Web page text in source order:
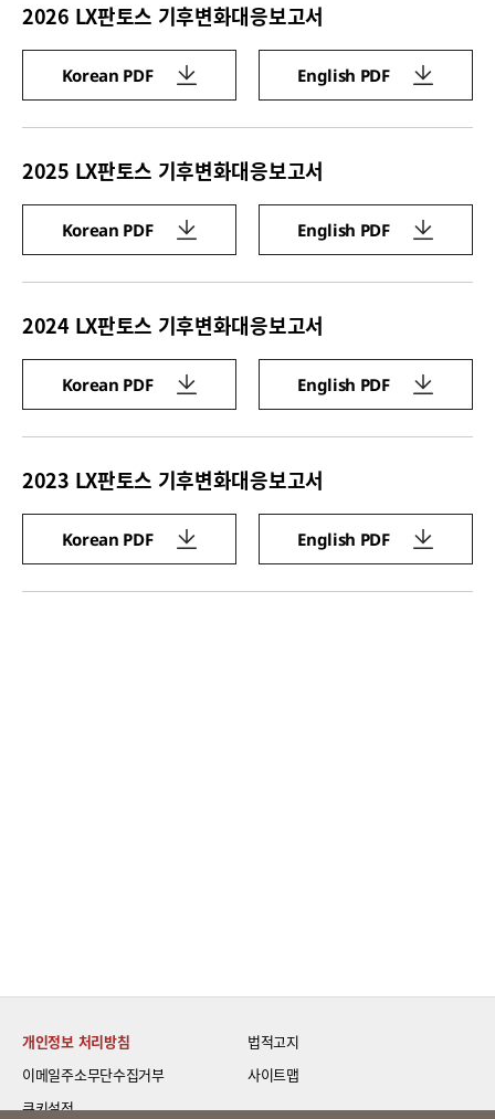
2026 LX판토스 기후변화대응보고서
Korean PDF English PDF
2025 LX판토스 기후변화대응보고서
Korean PDF English PDF
2024 LX판토스 기후변화대응보고서
Korean PDF English PDF
2023 LX판토스 기후변화대응보고서
Korean PDF English PDF
개인정보 처리방침
법적고지
이메일주소무단수집거부
사이트맵
쿠키설정